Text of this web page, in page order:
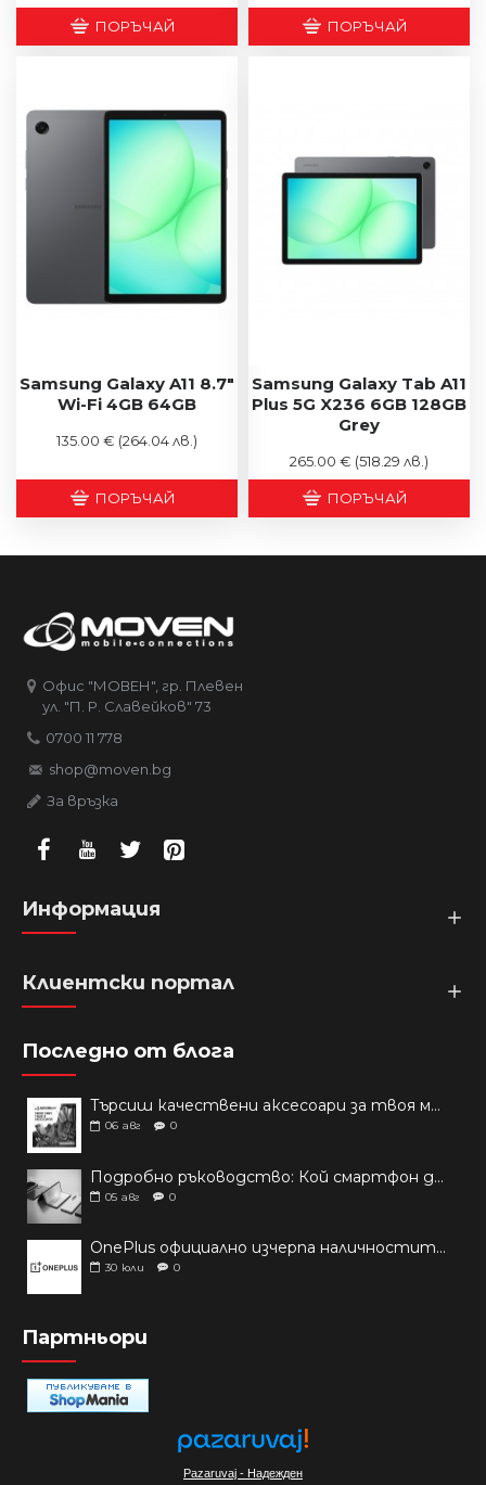
ПОРЪЧАЙ ПОРЪЧАЙ
Samsung Galaxy A11 8.7"
Wi-Fi 4GB 64GB
135.00 € (264.04 лв.)
ПОРЪЧАЙ
Samsung Galaxy Tab A11
Plus 5G X236 6GB 128GB
Grey
265.00 € (518.29 лв.)
ПОРЪЧАЙ
Офис "МОВЕН", гр. Плевен
ул. "П. Р. Славейков" 73
0700 11 778
shop@moven.bg
За връзка
Информация
Клиентски портал
Последно от блога
Търсиш качествени аксесоари за твоя модел? Как правилно да защитим новия си смартфон: Ръководство за аксесоари през 2026 г.
06 авг 0
Подробно ръководство: Кой смартфон да купиш през 2026 г.?
05 авг 0
OnePlus официално изчерпа наличностите си от телефони на основни пазари
30 юли 0
Партньори
Pazaruvaj - Надежден